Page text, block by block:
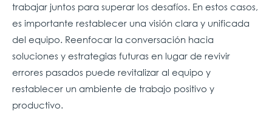
trabajar juntos para superar los desafíos. En estos casos,
es importante restablecer una visión clara y unificada
del equipo. Reenfocar la conversación hacia
soluciones y estrategias futuras en lugar de revivir
errores pasados puede revitalizar al equipo y
restablecer un ambiente de trabajo positivo y
productivo.